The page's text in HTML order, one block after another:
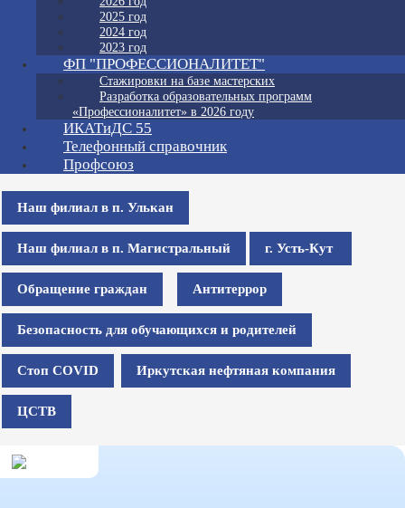
2025 год
2024 год
2023 год
ФП "ПРОФЕССИОНАЛИТЕТ"
Стажировки на базе мастерских
Разработка образовательных программ
«Профессионалитет» в 2026 году
ИКАТиДС 55
Телефонный справочник
Профсоюз
Наш филиал в п. Улькан
Наш филиал в п. Магистральный г. Усть-Кут
Обращение граждан Антитеррор
Безопасность для обучающихся и родителей
Стоп COVID Иркутская нефтяная компания
ЦСТВ